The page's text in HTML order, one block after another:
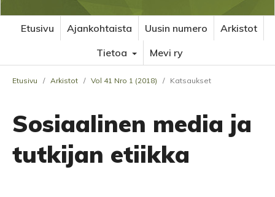
Etusivu Ajankohtaista Uusin numero
Arkistot
Tietoa
Mevi ry
Etusivu / Arkistot / Vol 41 Nro 1 (2018) / Katsaukset
Sosiaalinen media ja
tutkijan etiikka